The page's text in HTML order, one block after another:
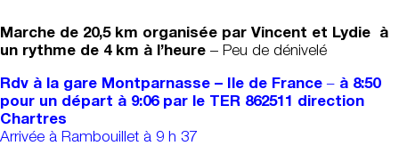
Marche de 20,5 km organisée par Vincent et Lydie à
un rythme de 4 km à l’heure – Peu de dénivelé
Rdv à la gare Montparnasse – Ile de France – à 8:50
pour un départ à 9:06 par le TER 862511 direction
Chartres
Arrivée à Rambouillet à 9 h 37